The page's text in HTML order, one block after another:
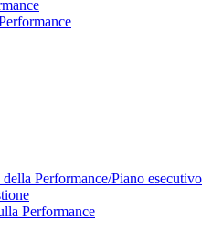
della Performance/Piano esecutivo
Performance